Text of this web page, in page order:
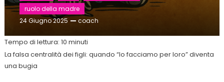
ruolo della madre
24 Giugno 2025
coach
Tempo di lettura: 10 minuti
La falsa centralità dei figli: quando “lo facciamo per loro” diventa
una bugia